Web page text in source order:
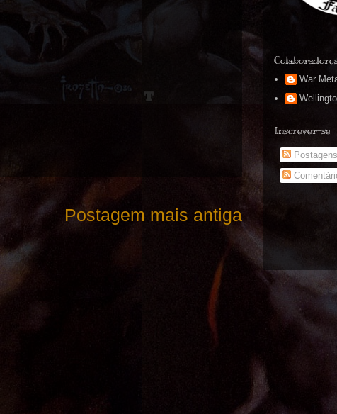
Postagem mais antiga
War
Inscrever-se
Postagens